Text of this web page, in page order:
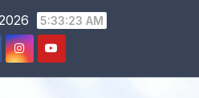
5:33:24 AM